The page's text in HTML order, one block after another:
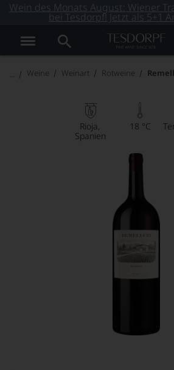
Wein des Monats August: Wiener
bei Tesdorpf! Jetzt als 5+1
Weine Weinart Rotweine
Rioja
Spanien
18 °C